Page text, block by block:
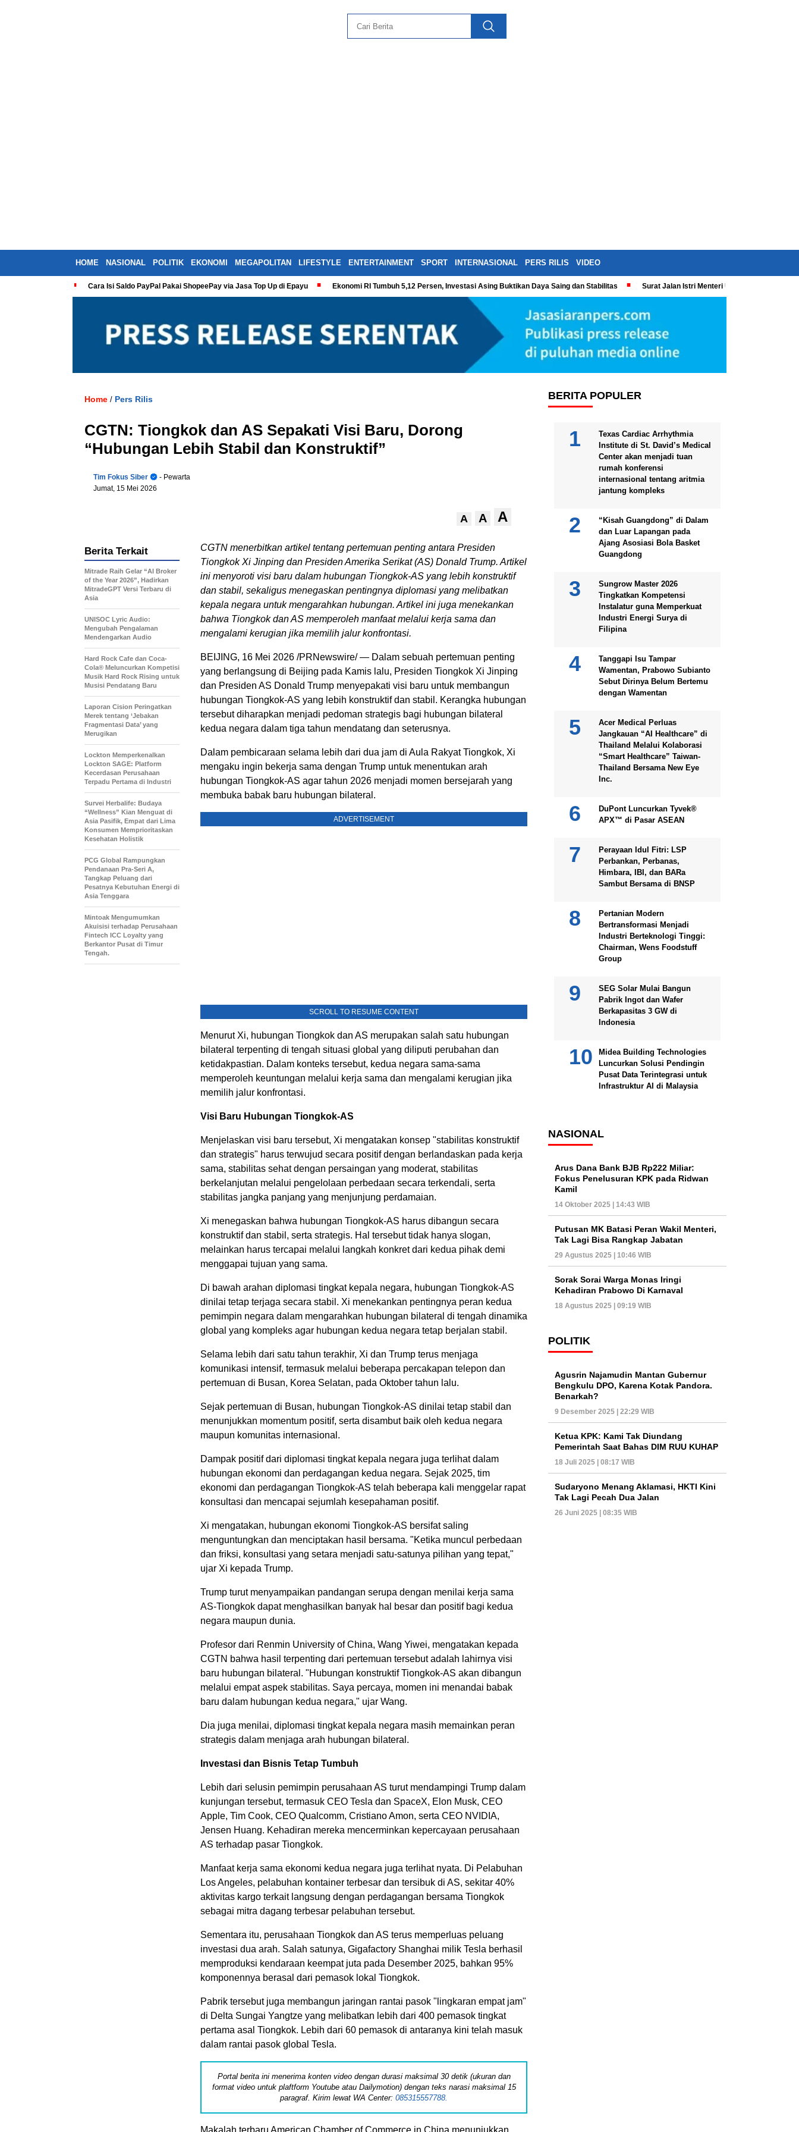
HOME NASIONAL POLITIK EKONOMI MEGAPOLITAN LIFESTYLE ENTERTAINMENT SPORT INTERNASIONAL PERS RILIS VIDEO
Cara Isi Saldo PayPal Pakai ShopeePay via Jasa Top Up di Epayu Ekonomi RI Tumbuh 5,12 Persen, Investasi Asing Buktikan Daya Saing dan Stabilitas Surat Jalan Istri Menteri UMKM Meledak,
Home / Pers Rilis
CGTN: Tiongkok dan AS Sepakati Visi Baru, Dorong
“Hubungan Lebih Stabil dan Konstruktif”
Tim Fokus Siber
- Pewarta
Jumat, 15 Mei 2026
A A A
CGTN menerbitkan artikel tentang pertemuan penting antara Presiden
Tiongkok Xi Jinping dan Presiden Amerika Serikat (AS) Donald Trump. Artikel
ini menyoroti visi baru dalam hubungan Tiongkok-AS yang lebih konstruktif
dan stabil, sekaligus menegaskan pentingnya diplomasi yang melibatkan
kepala negara untuk mengarahkan hubungan. Artikel ini juga menekankan
bahwa Tiongkok dan AS memperoleh manfaat melalui kerja sama dan
mengalami kerugian jika memilih jalur konfrontasi.
BEIJING, 16 Mei 2026 /PRNewswire/ — Dalam sebuah pertemuan penting
yang berlangsung di Beijing pada Kamis lalu, Presiden Tiongkok Xi Jinping
dan Presiden AS Donald Trump menyepakati visi baru untuk membangun
hubungan Tiongkok-AS yang lebih konstruktif dan stabil. Kerangka hubungan
tersebut diharapkan menjadi pedoman strategis bagi hubungan bilateral
kedua negara dalam tiga tahun mendatang dan seterusnya.
Dalam pembicaraan selama lebih dari dua jam di Aula Rakyat Tiongkok, Xi
mengaku ingin bekerja sama dengan Trump untuk menentukan arah
hubungan Tiongkok-AS agar tahun 2026 menjadi momen bersejarah yang
membuka babak baru hubungan bilateral.
ADVERTISEMENT
SCROLL TO RESUME CONTENT
Menurut Xi, hubungan Tiongkok dan AS merupakan salah satu hubungan
bilateral terpenting di tengah situasi global yang diliputi perubahan dan
ketidakpastian. Dalam konteks tersebut, kedua negara sama-sama
memperoleh keuntungan melalui kerja sama dan mengalami kerugian jika
memilih jalur konfrontasi.
Visi Baru Hubungan Tiongkok-AS
Menjelaskan visi baru tersebut, Xi mengatakan konsep "stabilitas konstruktif
dan strategis" harus terwujud secara positif dengan berlandaskan pada kerja
sama, stabilitas sehat dengan persaingan yang moderat, stabilitas
berkelanjutan melalui pengelolaan perbedaan secara terkendali, serta
stabilitas jangka panjang yang menjunjung perdamaian.
Xi menegaskan bahwa hubungan Tiongkok-AS harus dibangun secara
konstruktif dan stabil, serta strategis. Hal tersebut tidak hanya slogan,
melainkan harus tercapai melalui langkah konkret dari kedua pihak demi
menggapai tujuan yang sama.
Di bawah arahan diplomasi tingkat kepala negara, hubungan Tiongkok-AS
dinilai tetap terjaga secara stabil. Xi menekankan pentingnya peran kedua
pemimpin negara dalam mengarahkan hubungan bilateral di tengah dinamika
global yang kompleks agar hubungan kedua negara tetap berjalan stabil.
Selama lebih dari satu tahun terakhir, Xi dan Trump terus menjaga
komunikasi intensif, termasuk melalui beberapa percakapan telepon dan
pertemuan di Busan, Korea Selatan, pada Oktober tahun lalu.
Sejak pertemuan di Busan, hubungan Tiongkok-AS dinilai tetap stabil dan
menunjukkan momentum positif, serta disambut baik oleh kedua negara
maupun komunitas internasional.
Dampak positif dari diplomasi tingkat kepala negara juga terlihat dalam
hubungan ekonomi dan perdagangan kedua negara. Sejak 2025, tim
ekonomi dan perdagangan Tiongkok-AS telah beberapa kali menggelar rapat
konsultasi dan mencapai sejumlah kesepahaman positif.
Xi mengatakan, hubungan ekonomi Tiongkok-AS bersifat saling
menguntungkan dan menciptakan hasil bersama. "Ketika muncul perbedaan
dan friksi, konsultasi yang setara menjadi satu-satunya pilihan yang tepat,"
ujar Xi kepada Trump.
Trump turut menyampaikan pandangan serupa dengan menilai kerja sama
AS-Tiongkok dapat menghasilkan banyak hal besar dan positif bagi kedua
negara maupun dunia.
Profesor dari Renmin University of China, Wang Yiwei, mengatakan kepada
CGTN bahwa hasil terpenting dari pertemuan tersebut adalah lahirnya visi
baru hubungan bilateral. "Hubungan konstruktif Tiongkok-AS akan dibangun
melalui empat aspek stabilitas. Saya percaya, momen ini menandai babak
baru dalam hubungan kedua negara," ujar Wang.
Dia juga menilai, diplomasi tingkat kepala negara masih memainkan peran
strategis dalam menjaga arah hubungan bilateral.
Investasi dan Bisnis Tetap Tumbuh
Lebih dari selusin pemimpin perusahaan AS turut mendampingi Trump dalam
kunjungan tersebut, termasuk CEO Tesla dan SpaceX, Elon Musk, CEO
Apple, Tim Cook, CEO Qualcomm, Cristiano Amon, serta CEO NVIDIA,
Jensen Huang. Kehadiran mereka mencerminkan kepercayaan perusahaan
AS terhadap pasar Tiongkok.
Manfaat kerja sama ekonomi kedua negara juga terlihat nyata. Di Pelabuhan
Los Angeles, pelabuhan kontainer terbesar dan tersibuk di AS, sekitar 40%
aktivitas kargo terkait langsung dengan perdagangan bersama Tiongkok
sebagai mitra dagang terbesar pelabuhan tersebut.
Sementara itu, perusahaan Tiongkok dan AS terus memperluas peluang
investasi dua arah. Salah satunya, Gigafactory Shanghai milik Tesla berhasil
memproduksi kendaraan keempat juta pada Desember 2025, bahkan 95%
komponennya berasal dari pemasok lokal Tiongkok.
Pabrik tersebut juga membangun jaringan rantai pasok "lingkaran empat jam"
di Delta Sungai Yangtze yang melibatkan lebih dari 400 pemasok tingkat
pertama asal Tiongkok. Lebih dari 60 pemasok di antaranya kini telah masuk
dalam rantai pasok global Tesla.
Portal berita ini menerima konten video dengan durasi maksimal 30 detik (ukuran dan
format video untuk plaftform Youtube atau Dailymotion) dengan teks narasi maksimal 15
paragraf. Kirim lewat WA Center: 085315557788.
Makalah terbaru American Chamber of Commerce in China menunjukkan,
Berita Terkait
Mitrade Raih Gelar “AI Broker
of the Year 2026”, Hadirkan
MitradeGPT Versi Terbaru di
Asia
UNISOC Lyric Audio:
Mengubah Pengalaman
Mendengarkan Audio
Hard Rock Cafe dan Coca-
Cola® Meluncurkan Kompetisi
Musik Hard Rock Rising untuk
Musisi Pendatang Baru
Laporan Cision Peringatkan
Merek tentang ‘Jebakan
Fragmentasi Data’ yang
Merugikan
Lockton Memperkenalkan
Lockton SAGE: Platform
Kecerdasan Perusahaan
Terpadu Pertama di Industri
Survei Herbalife: Budaya
“Wellness” Kian Menguat di
Asia Pasifik, Empat dari Lima
Konsumen Memprioritaskan
Kesehatan Holistik
PCG Global Rampungkan
Pendanaan Pra-Seri A,
Tangkap Peluang dari
Pesatnya Kebutuhan Energi di
Asia Tenggara
Mintoak Mengumumkan
Akuisisi terhadap Perusahaan
Fintech ICC Loyalty yang
Berkantor Pusat di Timur
Tengah.
BERITA POPULER
Texas Cardiac Arrhythmia
Institute di St. David’s Medical
Center akan menjadi tuan
rumah konferensi
internasional tentang aritmia
jantung kompleks
“Kisah Guangdong” di Dalam
dan Luar Lapangan pada
Ajang Asosiasi Bola Basket
Guangdong
Sungrow Master 2026
Tingkatkan Kompetensi
Instalatur guna Memperkuat
Industri Energi Surya di
Filipina
Tanggapi Isu Tampar
Wamentan, Prabowo Subianto
Sebut Dirinya Belum Bertemu
dengan Wamentan
Acer Medical Perluas
Jangkauan “AI Healthcare” di
Thailand Melalui Kolaborasi
“Smart Healthcare” Taiwan-
Thailand Bersama New Eye
Inc.
DuPont Luncurkan Tyvek®
APX™ di Pasar ASEAN
Perayaan Idul Fitri: LSP
Perbankan, Perbanas,
Himbara, IBI, dan BARa
Sambut Bersama di BNSP
Pertanian Modern
Bertransformasi Menjadi
Industri Berteknologi Tinggi:
Chairman, Wens Foodstuff
Group
SEG Solar Mulai Bangun
Pabrik Ingot dan Wafer
Berkapasitas 3 GW di
Indonesia
Midea Building Technologies
Luncurkan Solusi Pendingin
Pusat Data Terintegrasi untuk
Infrastruktur AI di Malaysia
NASIONAL
Arus Dana Bank BJB Rp222 Miliar:
Fokus Penelusuran KPK pada Ridwan
Kamil
14 Oktober 2025 | 14:43 WIB
Putusan MK Batasi Peran Wakil Menteri,
Tak Lagi Bisa Rangkap Jabatan
29 Agustus 2025 | 10:46 WIB
Sorak Sorai Warga Monas Iringi
Kehadiran Prabowo Di Karnaval
18 Agustus 2025 | 09:19 WIB
POLITIK
Agusrin Najamudin Mantan Gubernur
Bengkulu DPO, Karena Kotak Pandora.
Benarkah?
9 Desember 2025 | 22:29 WIB
Ketua KPK: Kami Tak Diundang
Pemerintah Saat Bahas DIM RUU KUHAP
18 Juli 2025 | 08:17 WIB
Sudaryono Menang Aklamasi, HKTI Kini
Tak Lagi Pecah Dua Jalan
26 Juni 2025 | 08:35 WIB